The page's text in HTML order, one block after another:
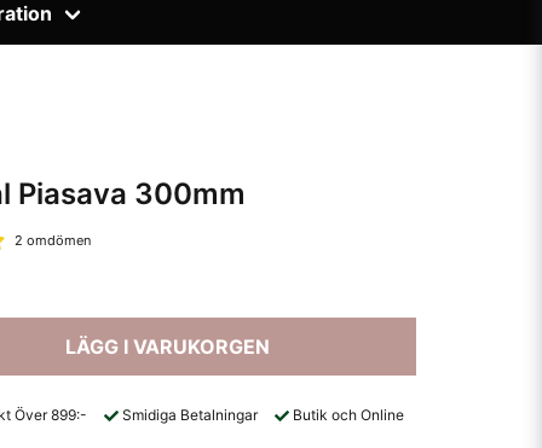
Piasava 300mm
2 omdömen
LÄGG I VARUKORGEN
Över 899:- Smidiga Betalningar
Butik och Online